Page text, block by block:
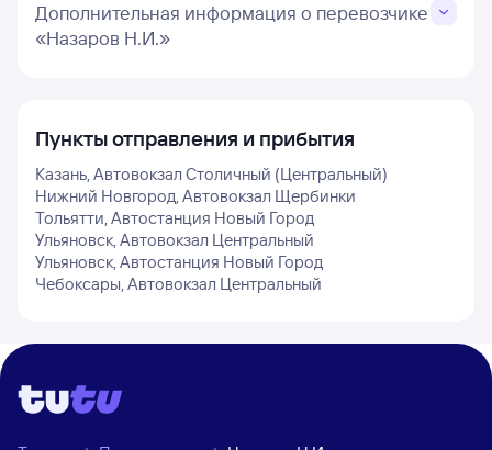
Дополнительная информация о перевозчике
«Назаров Н.И.»
Пункты отправления и прибытия
Казань, Автовокзал Столичный (Центральный)
Нижний Новгород, Автовокзал Щербинки
Тольятти, Автостанция Новый Город
Ульяновск, Автовокзал Центральный
Ульяновск, Автостанция Новый Город
Чебоксары, Автовокзал Центральный